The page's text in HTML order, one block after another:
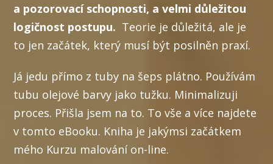
a pozorovací schopnosti, a velmi důležitou
logičnost postupu. Teorie je důležitá, ale je
to jen začátek, který musí být posilněn praxí.
Já jedu přímo z tuby na šeps plátno. Používám
tubu olejové barvy jako tužku. Minimalizuji
proces. Přišla jsem na to. To vše a více najdete
v tomto eBooku. Kniha je jakýmsi začátkem
mého Kurzu malování on-line.